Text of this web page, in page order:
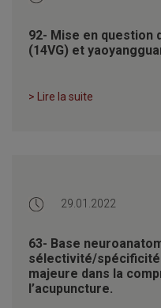
92- Mise en question
(14VG) et
> Lire la suite
29.01.2022
63- Base
sélectivité/spécificité
majeure dans la
l’acupuncture.